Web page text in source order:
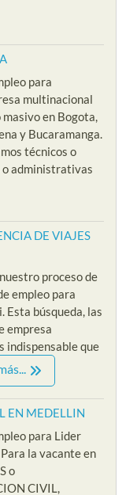
para
multinacional
en Bogota,
y Bucaramanga.
técnicos o
o administrativas
DE VIAJES
proceso de
empleo para
Esta búsqueda, las
empresa
indispensable que
EN MEDELLIN
para Lider
la vacante en
o
CIVIL,